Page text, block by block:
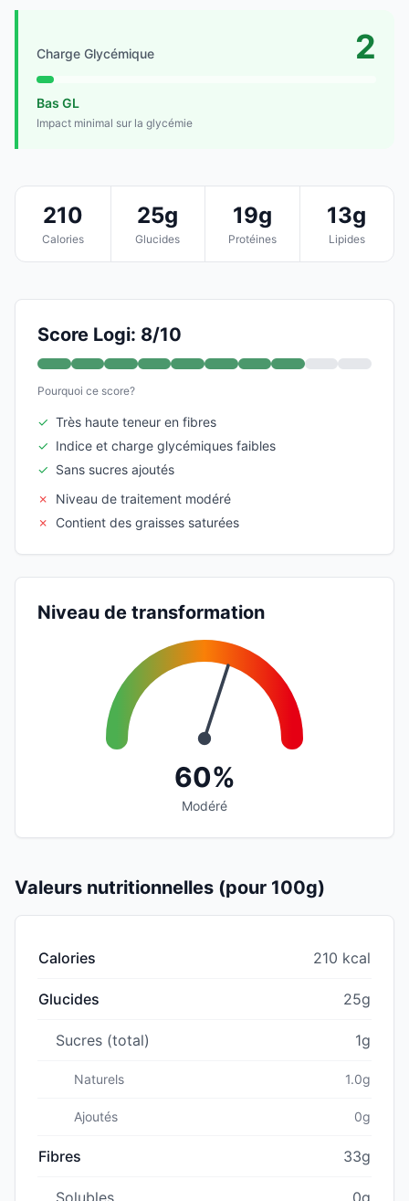
Charge Glycémique 2
Bas GL
Impact minimal sur la glycémie
210
Calories
25g
Glucides
19g
Protéines
13g
Lipides
Score Logi: 8/10
Pourquoi ce score?
✓ Très haute teneur en fibres
✓ Indice et charge glycémiques faibles
✓ Sans sucres ajoutés
✗
Niveau de traitement modéré
✗
Contient des graisses saturées
Niveau de transformation
60%
Modéré
Valeurs nutritionnelles (pour 100g)
Calories 210 kcal
Glucides 25g
Sucres (total) 1g
Naturels 1.0g
Ajoutés 0g
Fibres 33g
Solubles 0g